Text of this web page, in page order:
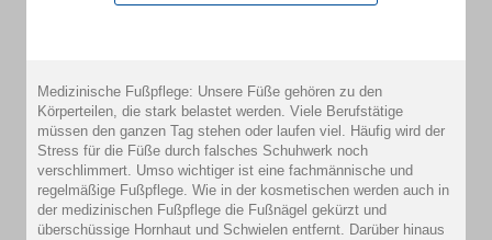
Medizinische Fußpflege: Unsere Füße gehören zu den
Körperteilen, die stark belastet werden. Viele Berufstätige
müssen den ganzen Tag stehen oder laufen viel. Häufig wird der
Stress für die Füße durch falsches Schuhwerk noch
verschlimmert. Umso wichtiger ist eine fachmännische und
regelmäßige Fußpflege. Wie in der kosmetischen werden auch in
der medizinischen Fußpflege die Fußnägel gekürzt und
überschüssige Hornhaut und Schwielen entfernt. Darüber hinaus